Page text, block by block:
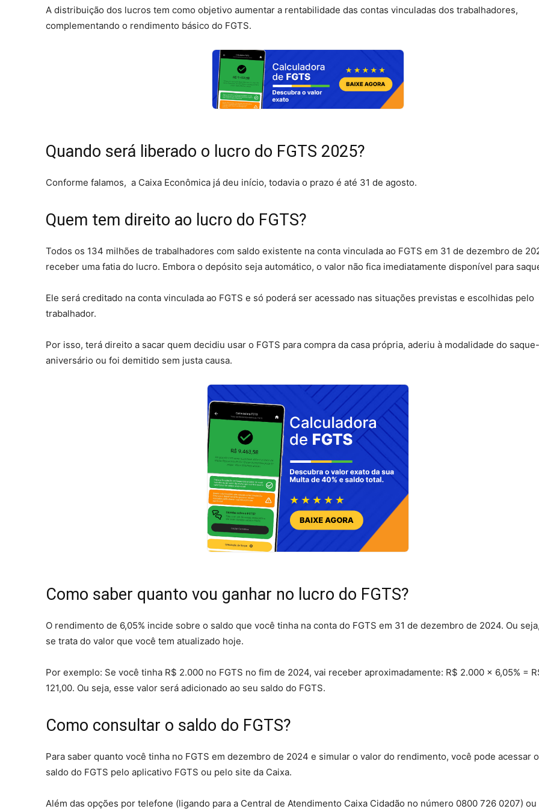
A distribuição dos lucros tem como objetivo aumentar a rentabilidade das contas vinculadas dos trabalhadores,
complementando o rendimento básico do FGTS.
Quando será liberado o lucro do FGTS 2025?
Conforme falamos, a Caixa Econômica já deu início, todavia o prazo é até 31 de agosto.
Quem tem direito ao lucro do FGTS?
Todos os 134 milhões de trabalhadores com saldo existente na conta vinculada ao FGTS em 31 de dezembro de
receber uma fatia do lucro. Embora o depósito seja automático, o valor não fica imediatamente disponível para
Ele será creditado na conta vinculada ao FGTS e só poderá ser acessado nas situações previstas e escolhidas pelo
trabalhador.
Por isso, terá direito a sacar quem decidiu usar o FGTS para compra da casa própria, aderiu à modalidade do saque-
aniversário ou foi demitido sem justa causa.
Como saber quanto vou ganhar no lucro do FGTS?
O rendimento de 6,05% incide sobre o saldo que você tinha na conta do FGTS em 31 de dezembro de 2024. Ou
se trata do valor que você tem atualizado hoje.
Por exemplo: Se você tinha R$ 2.000 no FGTS no fim de 2024, vai receber aproximadamente: R$ 2.000 x 6,05% =
121,00. Ou seja, esse valor será adicionado ao seu saldo do FGTS.
Como consultar o saldo do FGTS?
Para saber quanto você tinha no FGTS em dezembro de 2024 e simular o valor do rendimento, você pode acessar
saldo do FGTS pelo aplicativo FGTS ou pelo site da Caixa.
Além das opções por telefone (ligando para a Central de Atendimento Caixa Cidadão no número 0800 726 0207) ou